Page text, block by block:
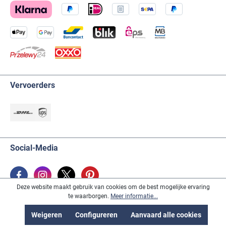
Vervoerders
Social-Media
Koperszegel & Partner
Deze website maakt gebruik van cookies om de best mogelijke ervaring
te waarborgen. Meer informatie...
Weigeren Configureren Aanvaard alle cookies